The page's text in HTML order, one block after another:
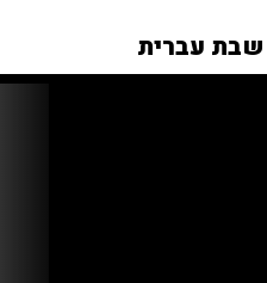
שבת עברית